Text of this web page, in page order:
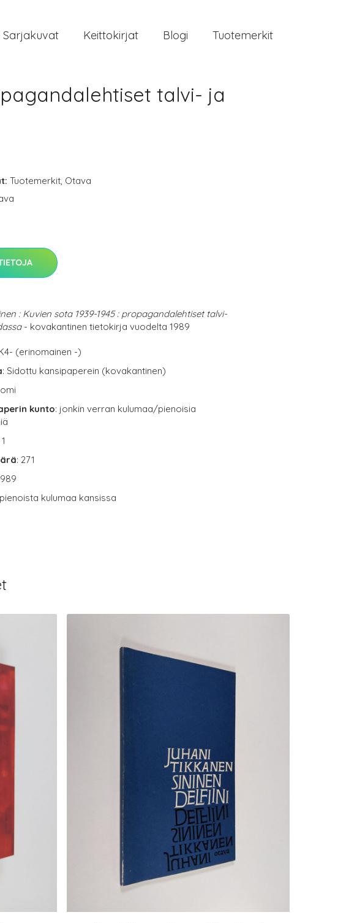
Sarjakuvat Keittokirjat Blogi Tuotemerkit
talvi- ja
Tuotemerkit, Otava
: Kuvien sota 1939-1945 : propagandalehtiset talvi-
- kovakantinen tietokirja vuodelta 1989
(erinomainen -)
: Sidottu kansipaperein (kovakantinen)
kunto: jonkin verran kulumaa/pienoisia
: 271
kulumaa kansissa